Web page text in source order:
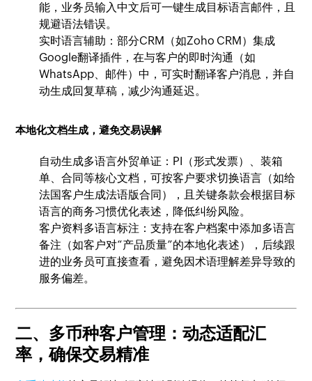
能，业务员输入中文后可一键生成目标语言邮件，且
规避语法错误。
实时语言辅助：部分CRM（如Zoho CRM）集成
Google翻译插件，在与客户的即时沟通（如
WhatsApp、邮件）中，可实时翻译客户消息，并自
动生成回复草稿，减少沟通延迟。
本地化文档生成，避免交易误解
自动生成多语言外贸单证：PI（形式发票）、装箱
单、合同等核心文档，可按客户要求切换语言（如给
法国客户生成法语版合同），且关键条款会根据目标
语言的商务习惯优化表述，降低纠纷风险。
客户资料多语言标注：支持在客户档案中添加多语言
备注（如客户对“产品质量”的本地化表述），后续跟
进的业务员可直接查看，避免因术语理解差异导致的
服务偏差。
二、多币种客户管理：动态适配汇
率，确保交易精准